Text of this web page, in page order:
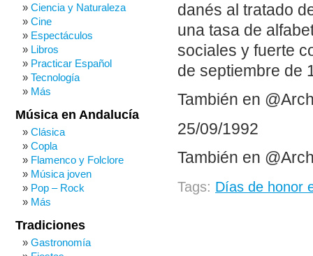
danés al tratado
una tasa de
sociales y fuerte
de septiembre de
También en
25/09/1992
También en
Tags: Días de honor
Ciencia y Naturaleza
Cine
Espectáculos
Libros
Practicar Español
Tecnología
Más
Música en Andalucía
Clásica
Copla
Flamenco y Folclore
Música joven
Pop – Rock
Más
Tradiciones
Gastronomía